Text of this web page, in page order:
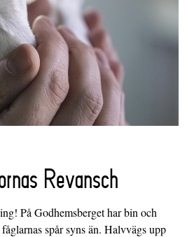
Revansch
På Godhemsberget har bin och
spår syns än. Halvvägs upp